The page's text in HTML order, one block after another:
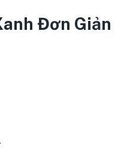
Đơn Giản